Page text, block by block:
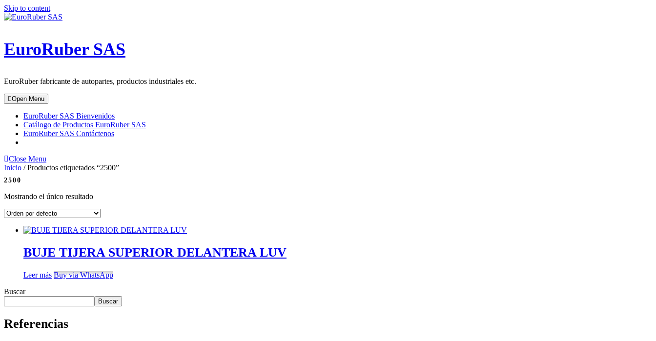
Skip to content
EuroRuber SAS
EuroRuber fabricante de autopartes, productos industriales etc.
Open Menu
EuroRuber SAS Bienvenidos
Catálogo de Productos EuroRuber SAS
EuroRuber SAS Contáctenos
Close Menu
Inicio / Productos etiquetados “2500”
2500
Mostrando el único resultado
BUJE TIJERA SUPERIOR DELANTERA LUV
Leer más Buy via WhatsApp
Buscar
Buscar
Referencias